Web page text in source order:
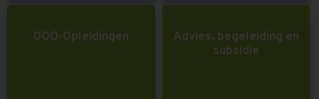
OOO-Opleidingen
Advies, begeleiding en
subsidie